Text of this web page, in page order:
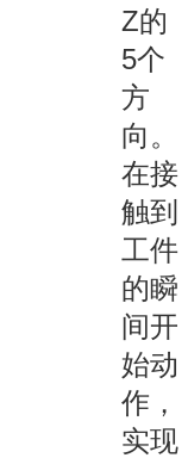
Z的
5个
方
向。
在接
触到
工件
的瞬
间开
始动
作，
实现